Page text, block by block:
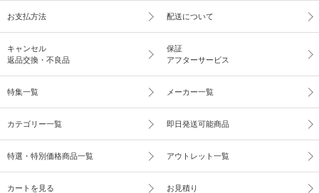
お支払方法 配送について
キャンセル
返品交換・不良品
保証
アフターサービス
特集一覧 メーカー一覧
カテゴリー一覧 即日発送可能商品
特選・特別価格商品一覧 アウトレット一覧
カートを見る お見積り